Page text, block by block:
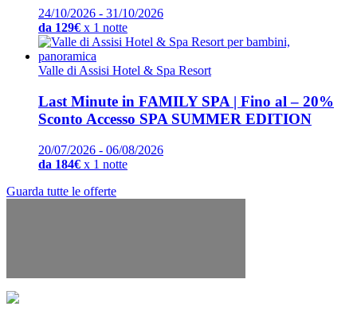
24/10/2026 - 31/10/2026
da 129€ x 1 notte
Valle di Assisi Hotel & Spa Resort
Last Minute in FAMILY SPA | Fino al – 20%
Sconto Accesso SPA SUMMER EDITION
20/07/2026 - 06/08/2026
da 184€ x 1 notte
Guarda tutte le offerte